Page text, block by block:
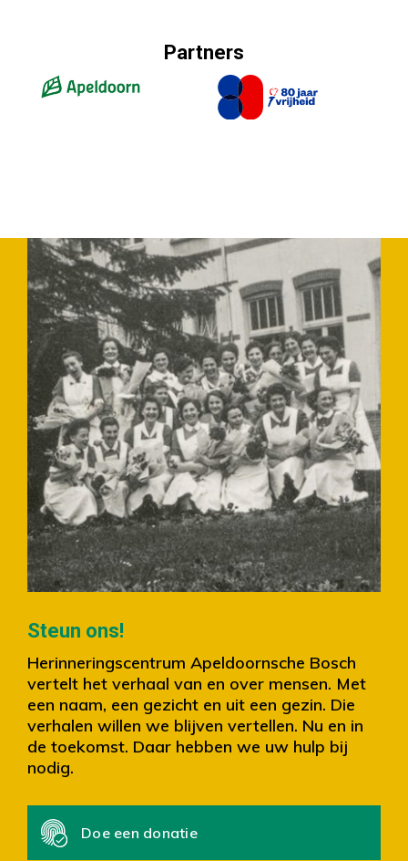
Partners
Steun ons!
Herinneringscentrum Apeldoornsche Bosch
vertelt het verhaal van en over mensen. Met
een naam, een gezicht en uit een gezin. Die
verhalen willen we blijven vertellen. Nu en in
de toekomst. Daar hebben we uw hulp bij
nodig.
Doe een donatie